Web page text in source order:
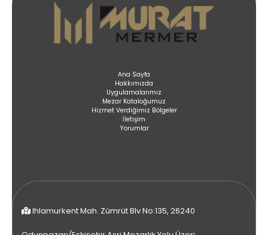
Ana Sayfa
Hakkımızda
Uygulamalarımız
Mezar Kataloğumuz
Hizmet Verdiğimiz Bölgeler
İletişim
Yorumlar
Ihlamurkent Mah. Zümrüt Blv No:135, 26240